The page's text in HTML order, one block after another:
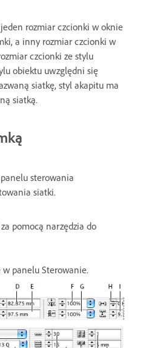
rozmiar czcionki w oknie
a inny rozmiar czcionki w
czcionki ze stylu
obiektu uwzględni się
siatkę, styl akapitu ma
siatką.
sterowania
siatki.
pomocą narzędzia do
panelu Sterowanie.